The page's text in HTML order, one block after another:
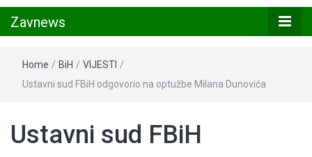
Zavnews
Home / BiH / VIJESTI /
Ustavni sud FBiH odgovorio na optužbe Milana Dunovića
Ustavni sud FBiH